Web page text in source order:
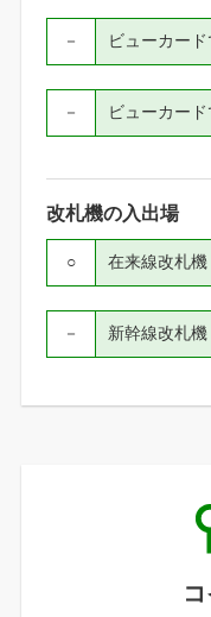
ビューカード
－
ビューカー
－
改札機の入出場
在来線改札機
○
新幹線改札機
－